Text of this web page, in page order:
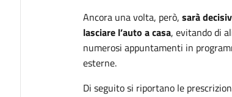
Ancora una volta, però,sarà
lasciare l’auto a casa, evitando di
numerosi appuntamenti in
esterne.
Di seguito si riportano le